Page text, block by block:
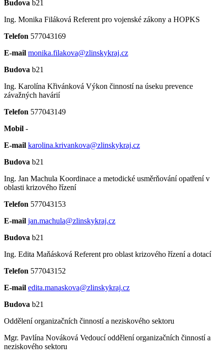
Budova b21
Ing. Monika Filáková Referent pro vojenské zákony a HOPKS
Telefon 577043169
E-mail monika.filakova@zlinskykraj.cz
Budova b21
Ing. Karolína Křivánková Výkon činností na úseku prevence
závažných havárií
Telefon 577043149
Mobil -
E-mail karolina.krivankova@zlinskykraj.cz
Budova b21
Ing. Jan Machula Koordinace a metodické usměrňování opatření v
oblasti krizového řízení
Telefon 577043153
E-mail jan.machula@zlinskykraj.cz
Budova b21
Ing. Edita Maňásková Referent pro oblast krizového řízení a dotací
Telefon 577043152
E-mail edita.manaskova@zlinskykraj.cz
Budova b21
Oddělení organizačních činností a neziskového sektoru
Mgr. Pavlína Nováková Vedoucí oddělení organizačních činností a
neziskového sektoru